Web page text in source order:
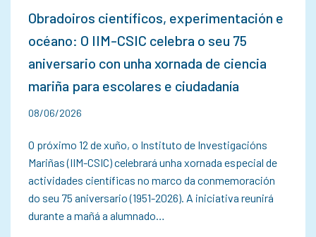
Obradoiros científicos, experimentación e
océano: O IIM-CSIC celebra o seu 75
aniversario con unha xornada de ciencia
mariña para escolares e ciudadanía
08/06/2026
O próximo 12 de xuño, o Instituto de Investigacións
Mariñas (IIM-CSIC) celebrará unha xornada especial de
actividades científicas no marco da conmemoración
do seu 75 aniversario (1951-2026). A iniciativa reunirá
durante a mañá a alumnado…